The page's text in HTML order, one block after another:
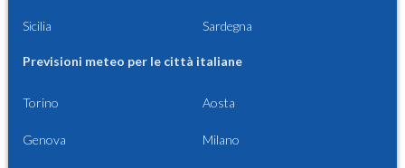
Sicilia Sardegna
Previsioni meteo per le città italiane
Torino Aosta
Genova Milano